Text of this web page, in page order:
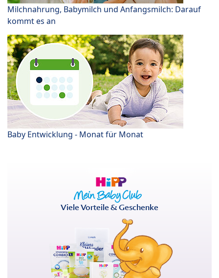
Milchnahrung, Babymilch und Anfangsmilch: Darauf
kommt es an
Baby Entwicklung - Monat für Monat
Viele Vorteile & Geschenke